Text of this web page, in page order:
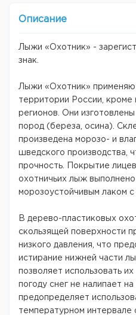
Описание
Лыжи «Охотник» -
знак.
Лыжи «Охотник»
территории России,
регионов. Они
пород (береза, осина).
произведена морозо- и
шведского производства,
прочность. Покрытие
охотничьих лыж
морозоустойчивым лаком
В дерево-пластиковых
скользящей поверхности
низкого давления, что
истирание нижней части
позволяет использовать
погоду снег не налипает на
предопределяет
температурном